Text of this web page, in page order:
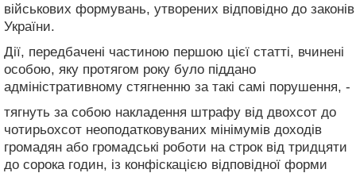
військових формувань, утворених відповідно до законів
України.
Дії, передбачені частиною першою цієї статті, вчинені
особою, яку протягом року було піддано
адміністративному стягненню за такі самі порушення, -
тягнуть за собою накладення штрафу від двохсот до
чотирьохсот неоподатковуваних мінімумів доходів
громадян або громадські роботи на строк від тридцяти
до сорока годин, із конфіскацією відповідної форми